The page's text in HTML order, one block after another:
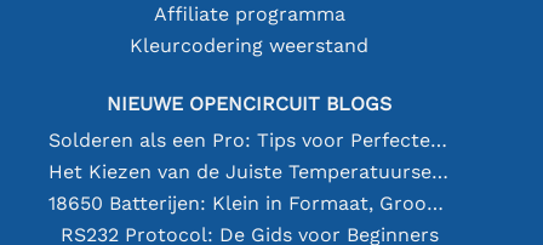
Affiliate programma
Kleurcodering weerstand
NIEUWE OPENCIRCUIT BLOGS
Solderen als een Pro: Tips voor Perfecte Elektronische Verbindingen
Het Kiezen van de Juiste Temperatuursensor [youtube]
18650 Batterijen: Klein in Formaat, Groot in Prestatie
RS232 Protocol: De Gids voor Beginners